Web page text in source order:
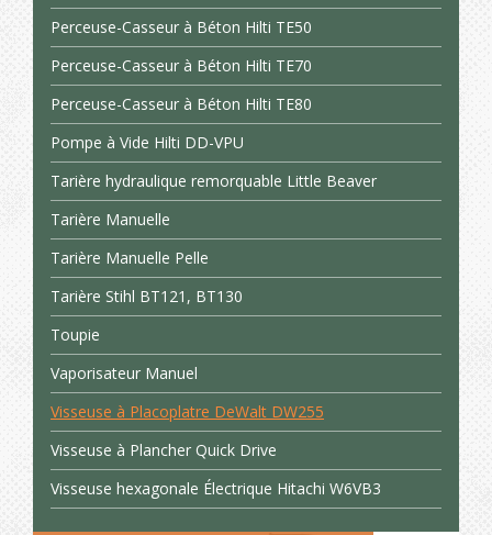
Perceuse-Casseur à Béton Hilti TE50
Perceuse-Casseur à Béton Hilti TE70
Perceuse-Casseur à Béton Hilti TE80
Pompe à Vide Hilti DD-VPU
Tarière hydraulique remorquable Little Beaver
Tarière Manuelle
Tarière Manuelle Pelle
Tarière Stihl BT121, BT130
Toupie
Vaporisateur Manuel
Visseuse à Placoplatre DeWalt DW255
Visseuse à Plancher Quick Drive
Visseuse hexagonale Électrique Hitachi W6VB3